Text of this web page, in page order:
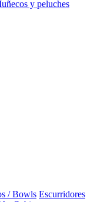
y peluches
/ Bowls Escurridores